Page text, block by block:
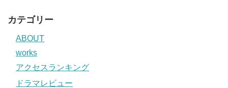
カテゴリー
ABOUT
works
アクセスランキング
ドラマレビュー